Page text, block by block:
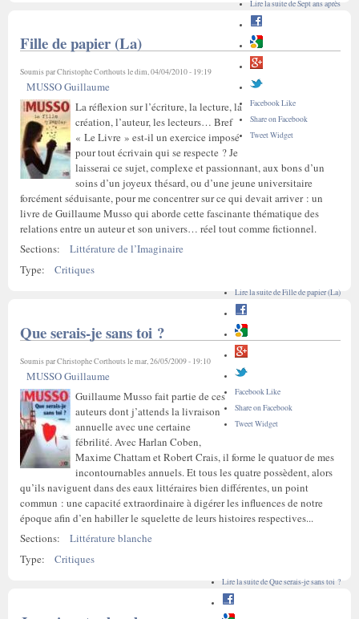
Lire la suitede Sept ans après
Facebook Like
Share on Facebook
Tweet Widget
Fille de papier (La)
Soumis parChristophe Corthoutsle dim, 04/04/2010 - 19:19
MUSSO Guillaume
La réflexion sur l’écriture, la lecture, la
création, l’auteur, les lecteurs… Bref
« Le Livre » est-il un exercice imposé
pour tout écrivain qui se respecte ? Je
laisserai ce sujet, complexe et passionnant, aux bons d’un
soins d’un joyeux thésard, ou d’une jeune universitaire
forcément séduisante, pour me concentrer sur ce qui devait arriver : un
livre de Guillaume Musso qui aborde cette fascinante thématique des
relations entre un auteur et son univers… réel tout comme fictionnel.
Sections:
Littérature de l’Imaginaire
Type:
Critiques
Lire la suitede Fille de papier (La)
Facebook Like
Share on Facebook
Tweet Widget
Que serais-je sans toi ?
Soumis parChristophe Corthoutsle mar, 26/05/2009 - 19:10
MUSSO Guillaume
Guillaume Musso fait partie de ces
auteurs dont j’attends la livraison
annuelle avec une certaine
fébrilité. Avec Harlan Coben,
Maxime Chattam et Robert Crais, il forme le quatuor de mes
incontournables annuels. Et tous les quatre possèdent, alors
qu’ils naviguent dans des eaux littéraires bien différentes, un point
commun : une capacité extraordinaire à digérer les influences de notre
époque afin d’en habiller le squelette de leurs histoires respectives...
Sections:
Littérature blanche
Type:
Critiques
Lire la suitede Que serais-je sans toi ?